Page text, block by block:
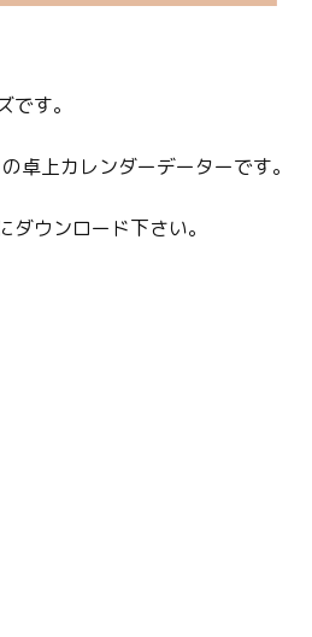
す。
卓上カレンダーデーターです。
ウンロード下さい。